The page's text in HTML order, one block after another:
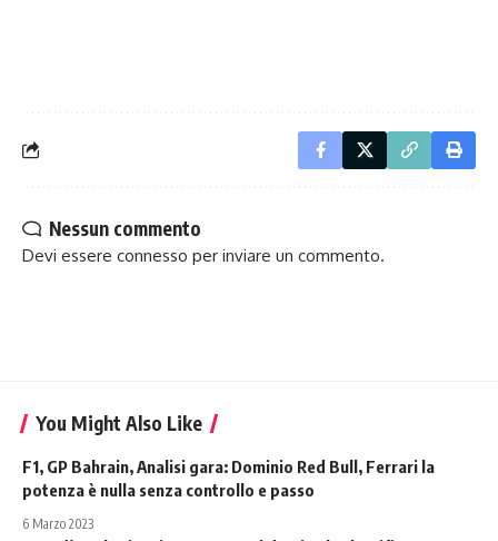
Nessun commento
Devi essere connesso per inviare un commento.
You Might Also Like
F1, GP Bahrain, Analisi gara: Dominio Red Bull, Ferrari la
potenza è nulla senza controllo e passo
6 Marzo 2023